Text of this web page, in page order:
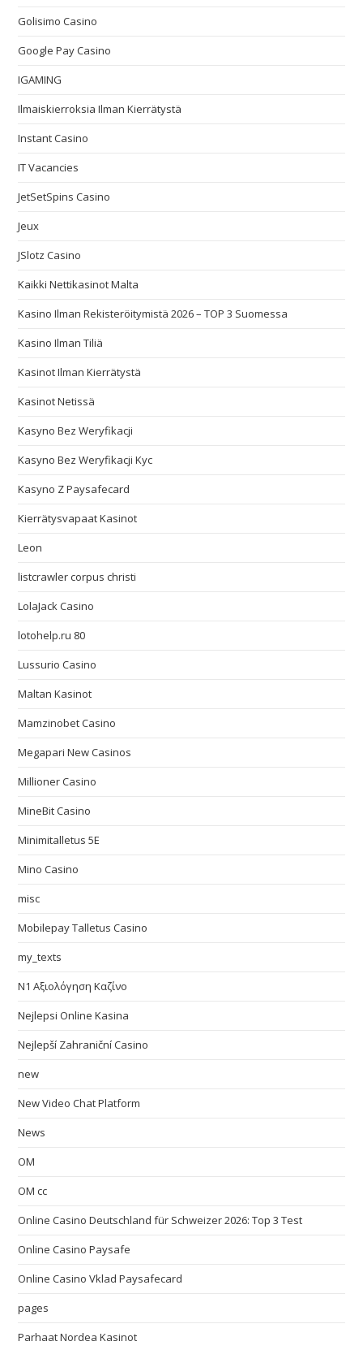
Golisimo Casino
Google Pay Casino
IGAMING
Ilmaiskierroksia Ilman Kierrätystä
Instant Casino
IT Vacancies
JetSetSpins Casino
Jeux
JSlotz Casino
Kaikki Nettikasinot Malta
Kasino Ilman Rekisteröitymistä 2026 – TOP 3 Suomessa
Kasino Ilman Tiliä
Kasinot Ilman Kierrätystä
Kasinot Netissä
Kasyno Bez Weryfikacji
Kasyno Bez Weryfikacji Kyc
Kasyno Z Paysafecard
Kierrätysvapaat Kasinot
Leon
listcrawler corpus christi
LolaJack Casino
lotohelp.ru 80
Lussurio Casino
Maltan Kasinot
Mamzinobet Casino
Megapari New Casinos
Millioner Casino
MineBit Casino
Minimitalletus 5E
Mino Casino
misc
Mobilepay Talletus Casino
my_texts
N1 Αξιολόγηση Καζίνο
Nejlepsi Online Kasina
Nejlepší Zahraniční Casino
new
New Video Chat Platform
News
OM
OM cc
Online Casino Deutschland für Schweizer 2026: Top 3 Test
Online Casino Paysafe
Online Casino Vklad Paysafecard
pages
Parhaat Nordea Kasinot